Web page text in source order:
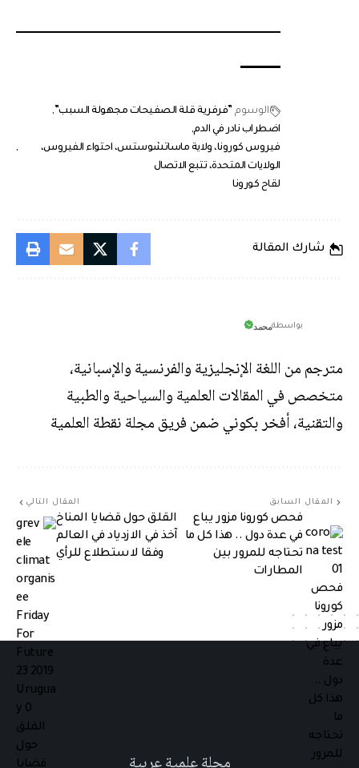
الوسوم ”فرفرية قلة الصفيحات مجهولة السبب”
اضطراب نادر في الدم
فيروس كورونا، ولاية ماساتشوستس، احتواء الفيروس،
الولايات المتحدة، تتبع الاتصال
لقاح كورونا
شارك المقالة
بواسطةمحمد
مترجم من اللغة الإنجليزية والفرنسية والإسبانية،
متخصص في المقالات العلمية والسياحية والطبية
والتقنية، أفخر بكوني ضمن فريق مجلة نقطة العلمية
المقال السابق
فحص كورونا مزور يباع
في عدة دول .. هذا كل ما
تحتاجه للمرور بين
المطارات
المقال التالي
القلق حول قضايا المناخ
آخذ في الازدياد في العالم
وفقا لاستطلاع للرأي